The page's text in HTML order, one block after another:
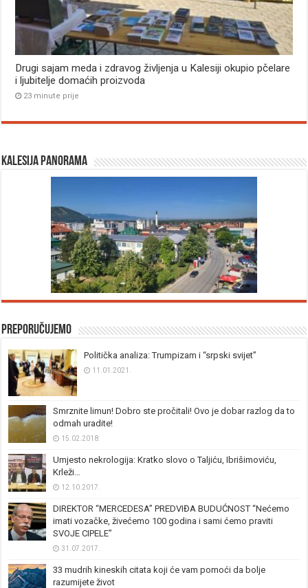
Drugi sajam meda i zdravog življenja u Kalesiji okupio pčelare
i ljubitelje domaćih proizvoda
23 minute prije
Kalesija panorama
Preporučujemo
Politička analiza: Trumpizam i “srpski svijet”
11.01.2021.
Smrznite limun! Dobro ste pročitali! Ovo je dobar razlog da to
odmah uradite!
15.02.2018.
Umjesto nekrologija: Kratko slovo o Taljiću, Ibrišimoviću,
Krleži…
12.10.2017.
DIREKTOR “MERCEDESA” PREDVIĐA BUDUĆNOST “Nećemo
imati vozačke, živećemo 100 godina i sami ćemo praviti
SVOJE CIPELE”
31.07.2017.
33 mudrih kineskih citata koji će vam pomoći da bolje
razumijete život